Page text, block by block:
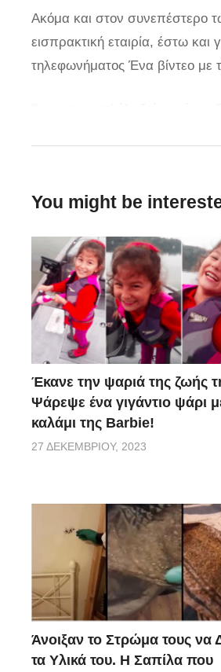
Ακόμα και στον συνεπέστερο
εισπρακτική εταιρία, έστω
τηλεφωνήματος Ένα βίντεο με
χθες στο διαδίκτυο. Ο άντρας
You might be
Έκανε την ψαριά της ζωής
Ψάρεψε ένα γιγάντιο ψάρι
καλάμι της Barbie!
27 ΔΕΚΕΜΒΡΊΟΥ, 2023
Άνοιξαν το Στρώμα τους να
τα Υλικά του. Η Σαπίλα που